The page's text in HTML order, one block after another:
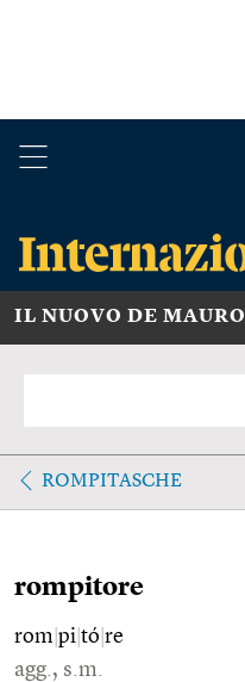
IL NUOVO DE MAURO
ROMPITASCHE
rompitore
rom pi tó re
agg., s.m.